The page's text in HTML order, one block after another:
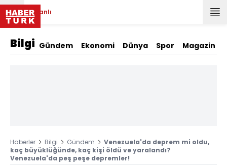
Canlı
Bilgi Gündem Ekonomi Dünya Spor Magazin
Haberler Bilgi Gündem
Venezuela'da deprem mi oldu,
kaç büyüklüğünde, kaç kişi öldü ve yaralandı?
Venezuela'da peş peşe depremler!